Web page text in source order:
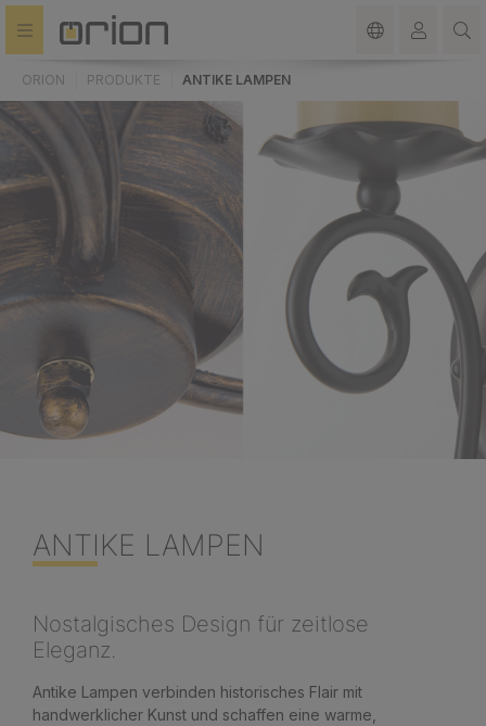
springen
ORION PRODUKTE ANTIKE LAMPEN
ANTIKE LAMPEN
Nostalgisches Design für zeitlose
Eleganz.
Antike Lampen verbinden historisches Flair mit
handwerklicher Kunst und schaffen eine warme,